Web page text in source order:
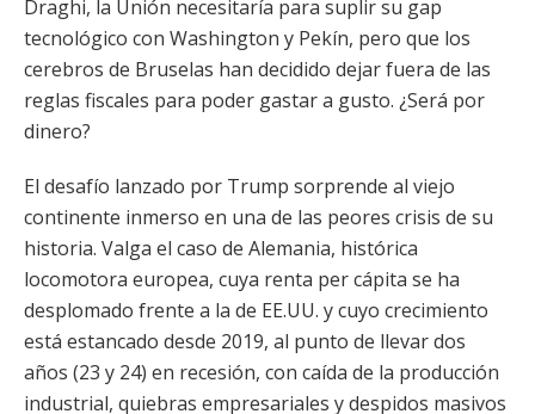
Draghi, la Unión necesitaría para suplir su gap
tecnológico con Washington y Pekín, pero que los
cerebros de Bruselas han decidido dejar fuera de las
reglas fiscales para poder gastar a gusto. ¿Será por
dinero?
El desafío lanzado por Trump sorprende al viejo
continente inmerso en una de las peores crisis de su
historia. Valga el caso de Alemania, histórica
locomotora europea, cuya renta per cápita se ha
desplomado frente a la de EE.UU. y cuyo crecimiento
está estancado desde 2019, al punto de llevar dos
años (23 y 24) en recesión, con caída de la producción
industrial, quiebras empresariales y despidos masivos